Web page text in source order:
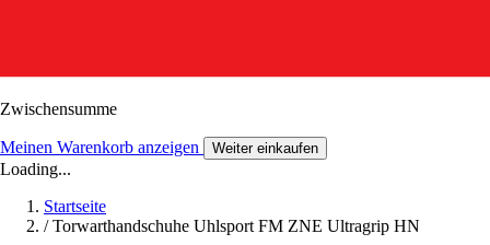
Zwischensumme
Meinen Warenkorb anzeigen Weiter einkaufen
Loading...
Startseite
/ Torwarthandschuhe Uhlsport FM ZNE Ultragrip HN